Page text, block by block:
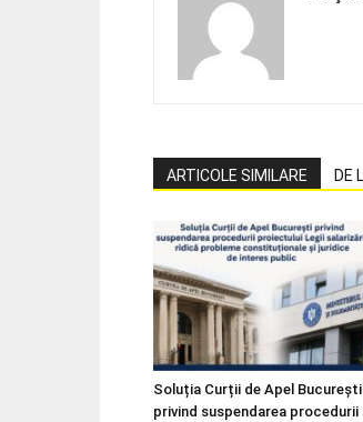
ARTICOLE SIMILARE DE
Soluția Curții de Apel București
privind suspendarea procedurii